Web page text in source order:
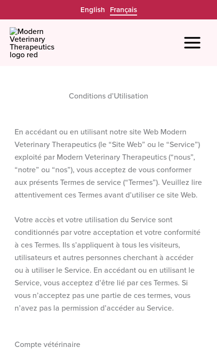
au
contenu
English Français
Conditions d’Utilisation
En accédant ou en utilisant notre site Web Modern
Veterinary Therapeutics (le “Site Web” ou le “Service”)
exploité par Modern Veterinary Therapeutics (“nous”,
“notre” ou “nos”), vous acceptez de vous conformer
aux présents Termes de service (“Termes”). Veuillez lire
attentivement ces Termes avant d’utiliser ce site Web.
Votre accès et votre utilisation du Service sont
conditionnés par votre acceptation et votre conformité
à ces Termes. Ils s’appliquent à tous les visiteurs,
utilisateurs et autres personnes cherchant à accéder
ou à utiliser le Service. En accédant ou en utilisant le
Service, vous acceptez d’être lié par ces Termes. Si
vous n’acceptez pas une partie de ces termes, vous
n’avez pas la permission d’accéder au Service.
Compte vétérinaire